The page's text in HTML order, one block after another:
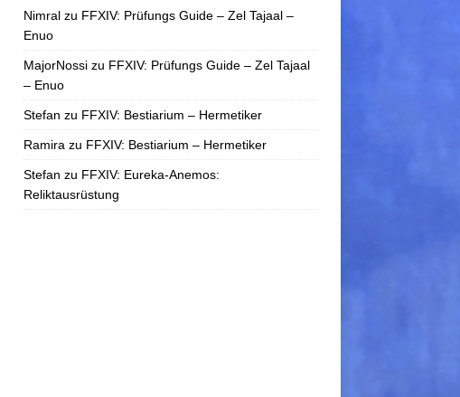
Nimralzu FFXIV: Prüfungs Guide – Zel Tajaal –
Enuo
MajorNossizu FFXIV: Prüfungs Guide – Zel Tajaal
– Enuo
Stefan zu FFXIV: Bestiarium – Hermetiker
Ramira zu FFXIV: Bestiarium – Hermetiker
Stefan zu FFXIV: Eureka-Anemos:
Reliktausrüstung